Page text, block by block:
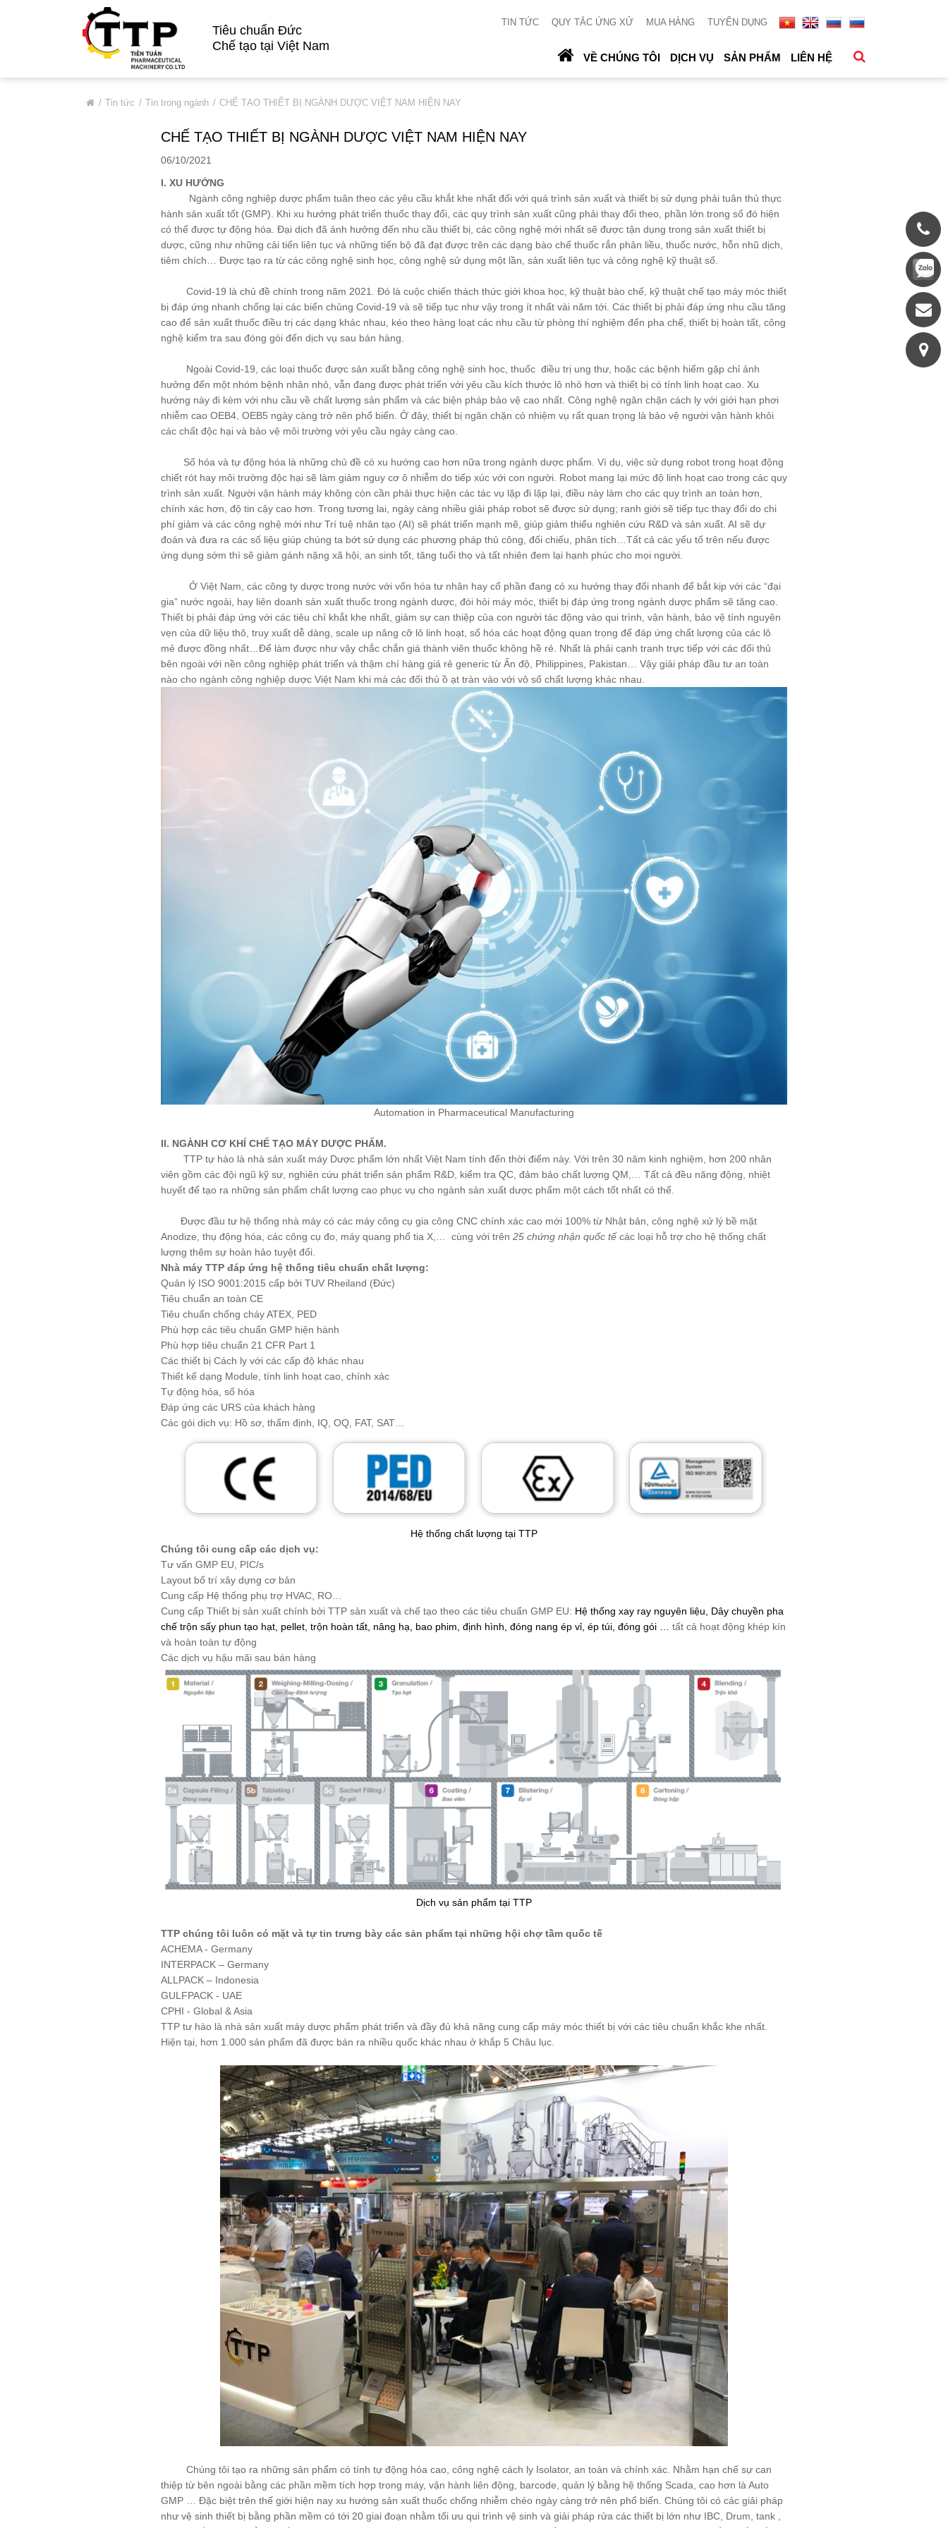
Tiêu chuẩn Đức
Chế tạo tại Việt Nam
TIN TỨC QUY TẮC ỨNG XỬ MUA HÀNG TUYỂN DỤNG
VỀ CHÚNG TÔI DỊCH VỤ SẢN PHẨM LIÊN HỆ
Tin tức Tin trong ngành CHẾ TẠO THIẾT BỊ NGÀNH DƯỢC VIỆT NAM HIỆN NAY
CHẾ TẠO THIẾT BỊ NGÀNH DƯỢC VIỆT NAM HIỆN NAY
06/10/2021
I. XU HƯỚNG
Ngành công nghiệp dược phẩm tuân theo các yêu cầu khắt khe nhất đối với quá trình sản xuất và thiết bị sử dụng phải tuân thủ thực
hành sản xuất tốt (GMP). Khi xu hướng phát triển thuốc thay đổi, các quy trình sản xuất cũng phải thay đổi theo, phần lớn trong số đó hiện
có thể được tự động hóa. Đại dịch đã ảnh hưởng đến nhu cầu thiết bị, các công nghệ mới nhất sẽ được tận dụng trong sản xuất thiết bị
dược, cũng như những cải tiến liên tục và những tiến bộ đã đạt được trên các dạng bào chế thuốc rắn phân liều, thuốc nước, hỗn nhũ dịch,
tiêm chích… Được tạo ra từ các công nghệ sinh học, công nghệ sử dụng một lần, sản xuất liên tục và công nghệ kỹ thuật số.
Covid-19 là chủ đề chính trong năm 2021. Đó là cuộc chiến thách thức giới khoa học, kỹ thuật bào chế, kỹ thuật chế tạo máy móc thiết
bị đáp ứng nhanh chống lại các biến chủng Covid-19 và sẽ tiếp tục như vậy trong ít nhất vài năm tới. Các thiết bị phải đáp ứng nhu cầu tăng
cao để sản xuất thuốc điều trị các dạng khác nhau, kéo theo hàng loạt các nhu cầu từ phòng thí nghiệm đến pha chế, thiết bị hoàn tất, công
nghệ kiểm tra sau đóng gói đến dịch vụ sau bán hàng.
Ngoài Covid-19, các loại thuốc được sản xuất bằng công nghệ sinh học, thuốc điều trị ung thư, hoặc các bệnh hiếm gặp chỉ ảnh
hưởng đến một nhóm bệnh nhân nhỏ, vẫn đang được phát triển với yêu cầu kích thước lô nhỏ hơn và thiết bị có tính linh hoạt cao. Xu
hướng này đi kèm với nhu cầu về chất lượng sản phẩm và các biện pháp bảo vệ cao nhất. Công nghệ ngăn chặn cách ly với giới hạn phơi
nhiễm cao OEB4, OEB5 ngày càng trở nên phổ biến. Ở đây, thiết bị ngăn chặn có nhiệm vụ rất quan trọng là bảo vệ người vận hành khỏi
các chất độc hại và bảo vệ môi trường với yêu cầu ngày càng cao.
Số hóa và tự động hóa là những chủ đề có xu hướng cao hơn nữa trong ngành dược phẩm. Ví dụ, việc sử dụng robot trong hoạt động
chiết rót hay môi trường độc hại sẽ làm giảm nguy cơ ô nhiễm do tiếp xúc với con người. Robot mang lại mức độ linh hoạt cao trong các quy
trình sản xuất. Người vận hành máy không còn cần phải thực hiện các tác vụ lặp đi lặp lại, điều này làm cho các quy trình an toàn hơn,
chính xác hơn, độ tin cậy cao hơn. Trong tương lai, ngày càng nhiều giải pháp robot sẽ được sử dụng; ranh giới sẽ tiếp tục thay đổi do chi
phí giảm và các công nghệ mới như Trí tuệ nhân tạo (AI) sẽ phát triển mạnh mẽ, giúp giảm thiểu nghiên cứu R&D và sản xuất. AI sẽ dự
đoán và đưa ra các số liệu giúp chúng ta bớt sử dụng các phương pháp thủ công, đối chiếu, phân tích…Tất cả các yếu tố trên nếu được
ứng dụng sớm thì sẽ giảm gánh nặng xã hội, an sinh tốt, tăng tuổi thọ và tất nhiên đem lại hạnh phúc cho mọi người.
Ở Việt Nam, các công ty dược trong nước với vốn hóa tư nhân hay cổ phần đang có xu hướng thay đổi nhanh để bắt kịp với các “đại
gia” nước ngoài, hay liên doanh sản xuất thuốc trong ngành dược, đòi hỏi máy móc, thiết bị đáp ứng trong ngành dược phẩm sẽ tăng cao.
Thiết bị phải đáp ứng với các tiêu chí khắt khe nhất, giảm sự can thiệp của con người tác động vào qui trình, vận hành, bảo vệ tính nguyên
vẹn của dữ liệu thô, truy xuất dễ dàng, scale up nâng cỡ lô linh hoạt, số hóa các hoạt động quan trọng để đáp ứng chất lượng của các lô
mẻ được đồng nhất…Để làm được như vậy chắc chắn giá thành viên thuốc không hề rẻ. Nhất là phải cạnh tranh trực tiếp với các đối thủ
bên ngoài với nền công nghiệp phát triển và thậm chí hàng giá rẻ generic từ Ấn độ, Philippines, Pakistan… Vậy giải pháp đầu tư an toàn
nào cho ngành công nghiệp dược Việt Nam khi mà các đối thủ ồ ạt tràn vào với vô số chất lượng khác nhau.
Automation in Pharmaceutical Manufacturing
II. NGÀNH CƠ KHÍ CHẾ TẠO MÁY DƯỢC PHẨM.
TTP tự hào là nhà sản xuất máy Dược phẩm lớn nhất Việt Nam tính đến thời điểm này. Với trên 30 năm kinh nghiệm, hơn 200 nhân
viên gồm các đội ngũ kỹ sư, nghiên cứu phát triển sản phẩm R&D, kiểm tra QC, đảm bảo chất lượng QM,… Tất cả đều năng động, nhiệt
huyết để tạo ra những sản phẩm chất lượng cao phục vụ cho ngành sản xuất dược phẩm một cách tốt nhất có thể.
Được đầu tư hệ thống nhà máy có các máy công cụ gia công CNC chính xác cao mới 100% từ Nhật bản, công nghệ xử lý bề mặt
Anodize, thụ động hóa, các công cụ đo, máy quang phổ tia X,… cùng với trên 25 chứng nhận quốc tếcác loại hỗ trợ cho hệ thống chất
lượng thêm sự hoàn hảo tuyệt đối.
Nhà máy TTP đáp ứng hệ thống tiêu chuẩn chất lượng:
Quản lý ISO 9001:2015 cấp bởi TUV Rheiland (Đức)
Tiêu chuẩn an toàn CE
Tiêu chuẩn chống cháy ATEX, PED
Phù hợp các tiêu chuẩn GMP hiện hành
Phù hợp tiêu chuẩn 21 CFR Part 1
Các thiết bị Cách ly với các cấp độ khác nhau
Thiết kế dạng Module, tính linh hoạt cao, chính xác
Tự động hóa, số hóa
Đáp ứng các URS của khách hàng
Các gói dịch vụ: Hồ sơ, thẩm định, IQ, OQ, FAT, SAT…
Hệ thống chất lượng tại TTP
Chúng tôi cung cấp các dịch vụ:
Tư vấn GMP EU, PIC/s
Layout bố trí xây dựng cơ bản
Cung cấp Hệ thống phụ trợ HVAC, RO…
Cung cấp Thiết bị sản xuất chính bởi TTP sản xuất và chế tạo theo các tiêu chuẩn GMP EU: Hệ thống xay ray nguyên liệu, Dây chuyền pha
chế trộn sấy phun tạo hạt, pellet, trộn hoàn tất, nâng hạ, bao phim, định hình, đóng nang ép vỉ, ép túi, đóng gói … tất cả hoạt động khép kín
và hoàn toàn tự động
Các dịch vụ hậu mãi sau bán hàng
Dịch vụ sản phẩm tại TTP
TTP chúng tôi luôn có mặt và tự tin trưng bày các sản phẩm tại những hội chợ tầm quốc tế
ACHEMA - Germany
INTERPACK – Germany
ALLPACK – Indonesia
GULFPACK - UAE
CPHI - Global & Asia
TTP tư hào là nhà sản xuất máy dược phẩm phát triển và đầy đủ khả năng cung cấp máy móc thiết bị với các tiêu chuẩn khắc khe nhất.
Hiện tại, hơn 1.000 sản phẩm đã được bán ra nhiều quốc khác nhau ở khắp 5 Châu lục.
Chúng tôi tạo ra những sản phẩm có tính tự động hóa cao, công nghệ cách ly Isolator, an toàn và chính xác. Nhằm hạn chế sự can
thiệp từ bên ngoài bằng các phần mềm tích hợp trong máy, vận hành liên động, barcode, quản lý bằng hệ thống Scada, cao hơn là Auto
GMP … Đặc biệt trên thế giới hiện nay xu hướng sản xuất thuốc chống nhiễm chéo ngày càng trở nên phổ biến. Chúng tôi có các giải pháp
như vệ sinh thiết bị bằng phần mềm có tới 20 giai đoạn nhằm tối ưu qui trình vệ sinh và giải pháp rửa các thiết bị lớn như IBC, Drum, tank ,
VỀ CHÚNG TÔI